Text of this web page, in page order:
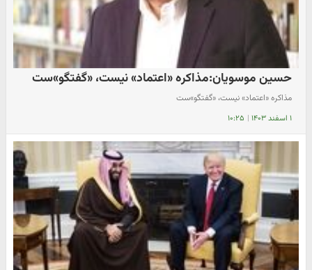
حسین موسویان:مذاکره «اعتماد» نیست، «گفتگو»ست
مذاکره «اعتماد» نیست، «گفتگو»ست
۱ اسفند ۱۴۰۳ | ۱۰:۲۵